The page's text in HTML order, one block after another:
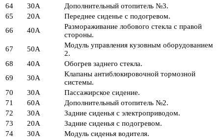
64
30А
Дополнительный отопитель №3.
65
20А
Переднее сиденье с подогревом.
66
40А
Размораживание лобового стекла с правой
стороны.
67
50А
Модуль управления кузовным оборудованием
2.
68
40А
Обогрев заднего стекла.
69
30А
Клапаны антиблокировочной тормозной
системы.
70
30А
Пассажирское сидение.
71
60А
Дополнительный отопитель №2.
72
30А
Задние сиденья с электроприводом.
73
20А
Задние сиденья с подогревом.
74
30А
Модуль сиденья водителя.